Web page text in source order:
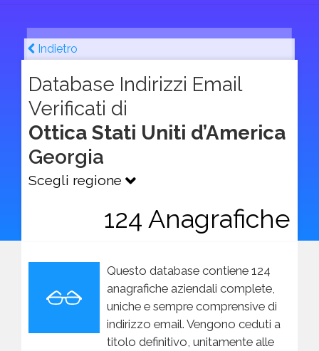
Indietro
Database Indirizzi Email
Verificati di
Ottica Stati Uniti d’America
Georgia
Scegli regione
124 Anagrafiche
Questo database contiene 124
anagrafiche aziendali complete,
uniche e sempre comprensive di
indirizzo email. Vengono ceduti a
titolo definitivo, unitamente alle